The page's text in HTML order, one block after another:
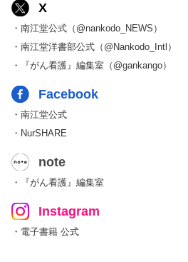
X
・南江堂公式（@nankodo_NEWS）
・南江堂洋書部公式（@Nankodo_Intl）
・『がん看護』編集室（@gankango）
Facebook
・南江堂公式
・NurSHARE
note
・『がん看護』編集室
Instagram
・電子書籍 公式